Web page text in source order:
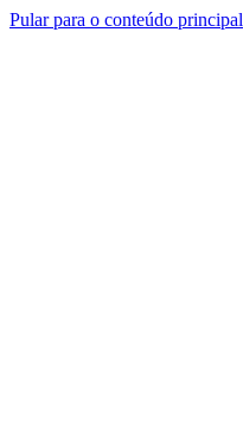
Pular para o conteúdo principal